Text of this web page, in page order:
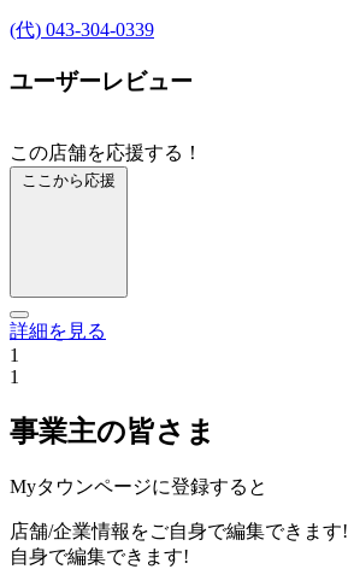
(代) 043-304-0339
ユーザーレビュー
この店舗を応援する！
ここから応援
詳細を見る
1
1
事業主の皆さま
Myタウンページに登録すると
店舗/企業情報をご自身で編集できます!
自身で編集できます!